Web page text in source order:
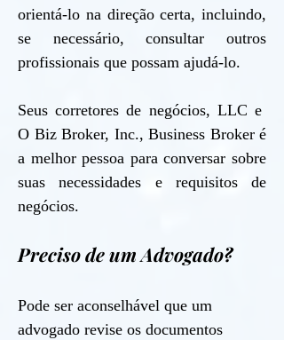
orientá-lo na direção certa, incluindo,
se necessário, consultar outros
profissionais que possam ajudá-lo.
Seus corretores de negócios, LLC e
O Biz Broker, Inc., Business Broker é
a melhor pessoa para conversar sobre
suas necessidades e requisitos de
negócios.
Preciso de um Advogado?
Pode ser aconselhável que um
advogado revise os documentos